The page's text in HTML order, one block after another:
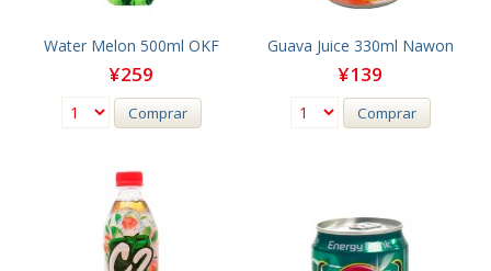
Water Melon 500ml OKF
¥259
Comprar
Guava Juice 330ml Nawon
¥139
Comprar